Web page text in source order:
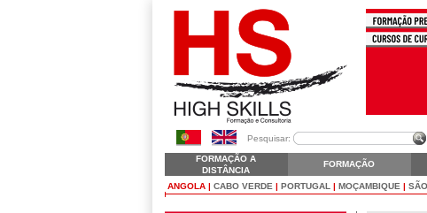
Pesquisar:
FORMAÇÃO A
DISTÂNCIA
FORMAÇÃO
ANGOLA | CABO VERDE | PORTUGAL | MOÇAMBIQUE |